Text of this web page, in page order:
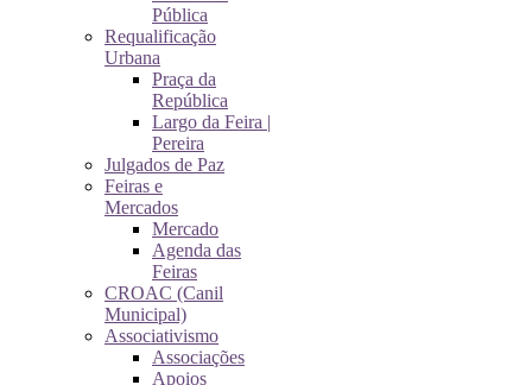
Pública
Requalificação
Urbana
Praça da
República
Largo da Feira |
Pereira
Julgados de Paz
Feiras e
Mercados
Mercado
Agenda das
Feiras
CROAC (Canil
Municipal)
Associativismo
Associações
Apoios